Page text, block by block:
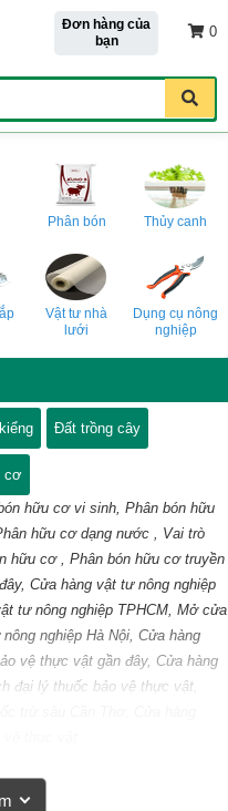
Đơn hàng của
bạn
0
Phân bón Thủy canh
Vật tư nhà
lưới
Dụng cụ nông
nghiệp
Đất trồng cây
cơ
hữu cơ vi sinh, Phân bón hữu
hữu cơ dạng nước , Vai trò
hữu cơ , Phân bón hữu cơ truyền
Cửa hàng vật tư nông nghiệp
tư nông nghiệp TPHCM, Mở cửa
nghiệp Hà Nội, Cửa hàng
vệ thực vật gần đây, Cửa hàng
đại lý thuốc bảo vệ thực vật,